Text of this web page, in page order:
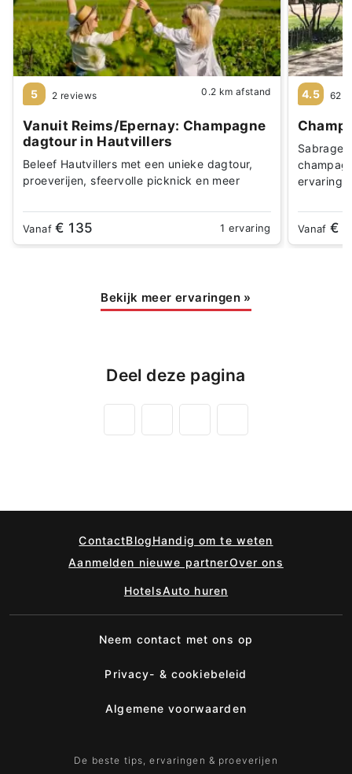
5 2 reviews 0.2 km afstand
Vanuit Reims/Epernay: Champagne
dagtour in Hautvillers
Beleef Hautvillers met een unieke dagtour,
proeverijen, sfeervolle picknick en meer
Vanaf€ 135 1 ervaring
4.5 625
Sabrage,
ervaring
Vanaf€
Bekijk meer ervaringen »
Deel deze pagina
ContactBlogHandig om te weten
Aanmelden nieuwe partnerOver ons
HotelsAuto huren
Neem contact met ons op
Privacy- & cookiebeleid
Algemene voorwaarden
De beste tips, ervaringen & proeverijen